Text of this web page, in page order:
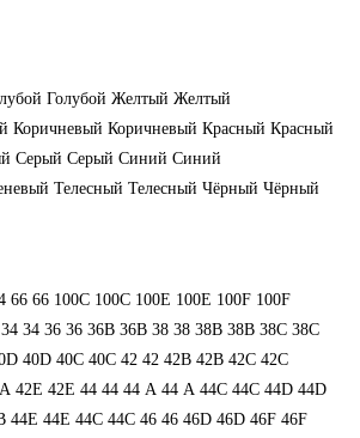
Голубой Желтый Желтый
Коричневый Коричневый Красный Красный
Серый Серый Синий Синий
Телесный Телесный Чёрный Чёрный
66 66 100C 100C 100E 100E 100F 100F
34 34 36 36 36B 36B 38 38 38B 38B 38С 38С
40D 40С 40С 42 42 42B 42B 42C 42C
42Е 42Е 44 44 44 А 44 А 44C 44C 44D 44D
44Е 44Е 44С 44С 46 46 46D 46D 46F 46F